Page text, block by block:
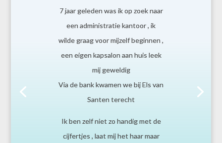
7 jaar geleden was ik op zoek naar
een administratie kantoor , ik
wilde graag voor mijzelf beginnen ,
een eigen kapsalon aan huis leek
mij geweldig
Via de bank kwamen we bij Els van
Santen terecht
Ik ben zelf niet zo handig met de
cijfertjes , laat mij het haar maar